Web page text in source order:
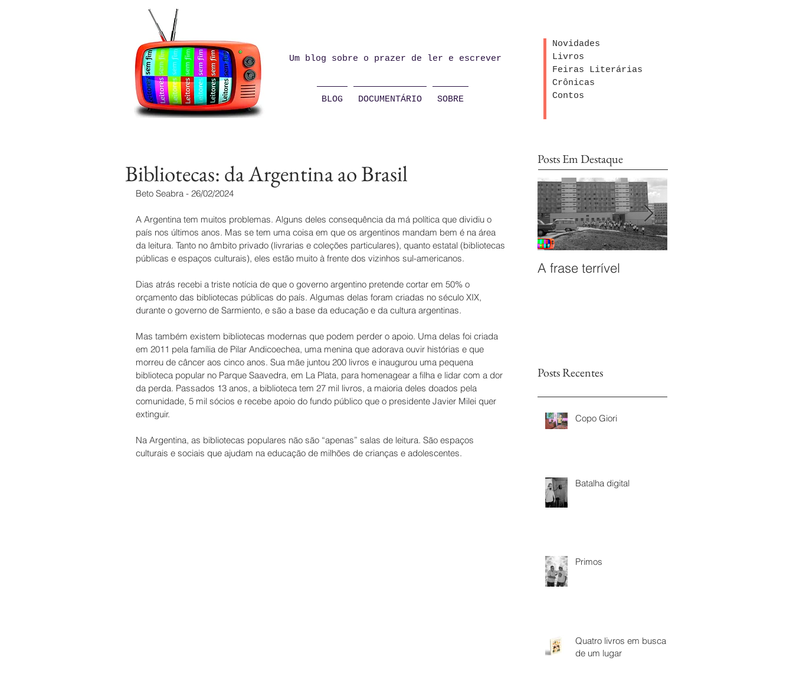
Um blog sobre o prazer de ler e escrever
BLOG DOCUMENTÁRIO SOBRE
Novidades
Livros
Feiras Literárias
Crônicas
Contos
Bibliotecas: da Argentina ao Brasil
Beto Seabra - 26/02/2024
A Argentina tem muitos problemas. Alguns deles consequência da má política que dividiu o
país nos últimos anos. Mas se tem uma coisa em que os argentinos mandam bem é na área
da leitura. Tanto no âmbito privado (livrarias e coleções particulares), quanto estatal (bibliotecas
públicas e espaços culturais), eles estão muito à frente dos vizinhos sul-americanos.
Dias atrás recebi a triste notícia de que o governo argentino pretende cortar em 50% o
orçamento das bibliotecas públicas do país. Algumas delas foram criadas no século XIX,
durante o governo de Sarmiento, e são a base da educação e da cultura argentinas.
Mas também existem bibliotecas modernas que podem perder o apoio. Uma delas foi criada
em 2011 pela família de Pilar Andicoechea, uma menina que adorava ouvir histórias e que
morreu de câncer aos cinco anos. Sua mãe juntou 200 livros e inaugurou uma pequena
biblioteca popular no Parque Saavedra, em La Plata, para homenagear a filha e lidar com a dor
da perda. Passados 13 anos, a biblioteca tem 27 mil livros, a maioria deles doados pela
comunidade, 5 mil sócios e recebe apoio do fundo público que o presidente Javier Milei quer
extinguir.
Na Argentina, as bibliotecas populares não são “apenas” salas de leitura. São espaços
culturais e sociais que ajudam na educação de milhões de crianças e adolescentes.
Posts Em Destaque
A frase terrível
Posts Recentes
Copo Giori
Batalha digital
Primos
Quatro livros em busca
de um lugar